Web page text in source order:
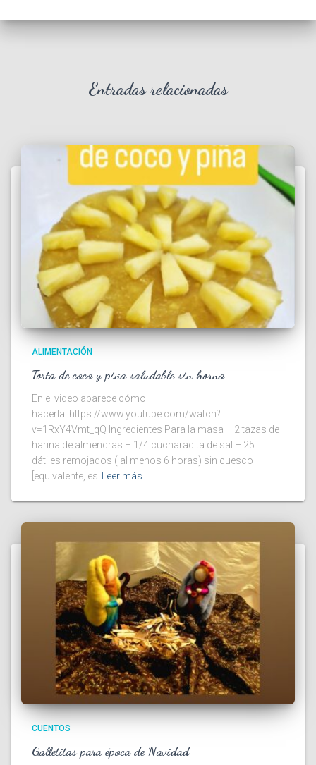
Entradas relacionadas
ALIMENTACIÓN
Torta de coco y piña saludable sin horno
En el video aparece cómo
hacerla. https://www.youtube.com/watch?
v=1RxY4Vmt_qQ Ingredientes Para la masa – 2 tazas de
harina de almendras – 1/4 cucharadita de sal – 25
dátiles remojados ( al menos 6 horas) sin cuesco
[equivalente, es
Leer más
CUENTOS
Galletitas para época de Navidad